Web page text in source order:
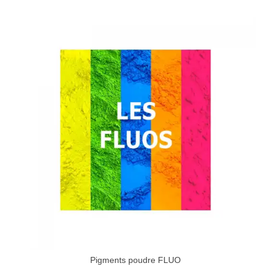
Pigments poudre FLUO